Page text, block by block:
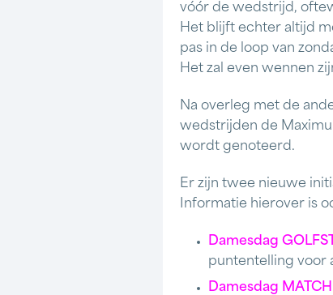
vóór de wedstrijd,
Het blijft echter altijd
pas in de loop van
Het zal even wennen
Na overleg met de
wedstrijden de
wordt genoteerd.
Er zijn twee nieuwe
Informatie hierover is
Damesdag
puntentelling voor
Damesdag